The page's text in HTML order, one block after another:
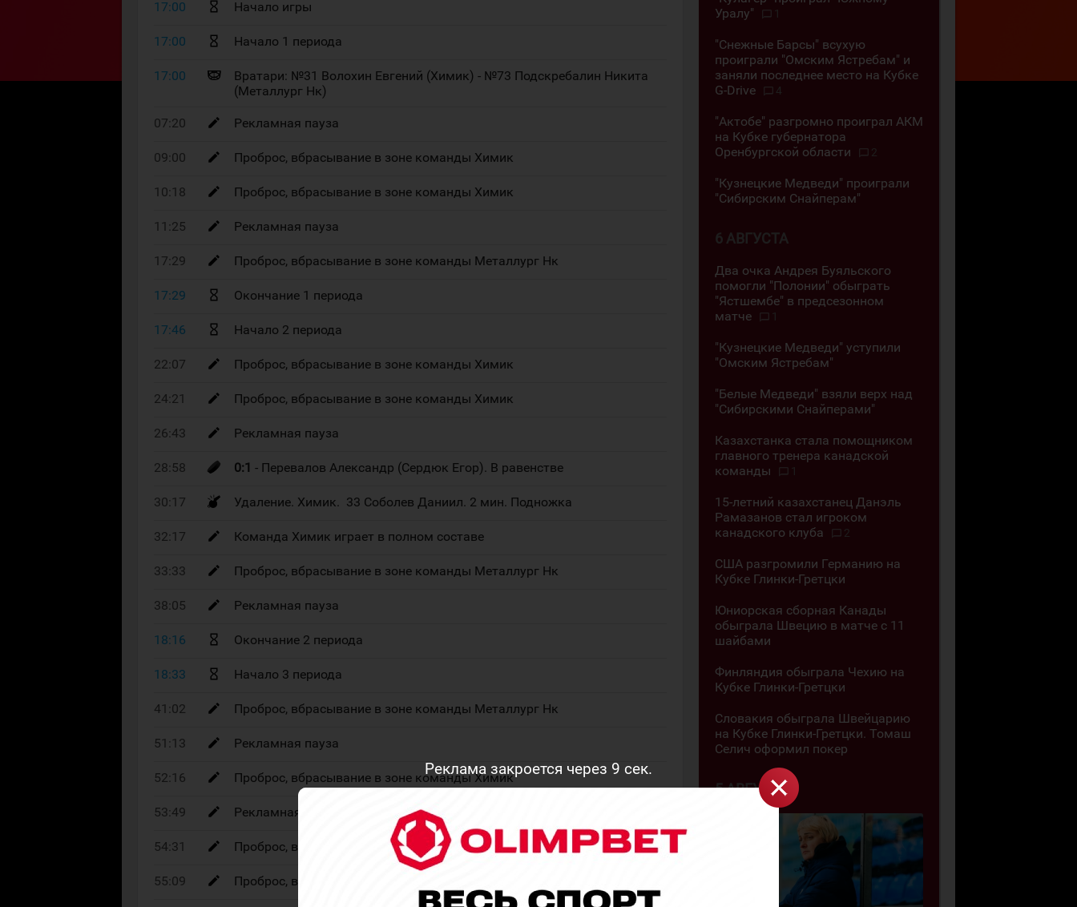
Реклама закроется через 8 сек.
17:00 Начало игры
17:00 Начало 1 периода
17:00
Вратари: №31 Волохин Евгений (Химик) - №73 Подскребалин Никита
(Металлург Нк)
07:20 Рекламная пауза
09:00 Проброс, вбрасывание в зоне команды Химик
10:18 Проброс, вбрасывание в зоне команды Химик
11:25 Рекламная пауза
17:29 Проброс, вбрасывание в зоне команды Металлург Нк
17:29 Окончание 1 периода
17:46 Начало 2 периода
22:07 Проброс, вбрасывание в зоне команды Химик
24:21 Проброс, вбрасывание в зоне команды Химик
26:43 Рекламная пауза
28:58 0:1 - Перевалов Александр (Сердюк Егор). В равенстве
30:17 Удаление. Химик. 33 Соболев Даниил. 2 мин. Подножка
32:17 Команда Химик играет в полном составе
33:33 Проброс, вбрасывание в зоне команды Металлург Нк
38:05 Рекламная пауза
18:16 Окончание 2 периода
18:33 Начало 3 периода
41:02 Проброс, вбрасывание в зоне команды Металлург Нк
51:13 Рекламная пауза
52:16 Проброс, вбрасывание в зоне команды Химик
53:49 Рекламная пауза
54:31 Проброс, вбрасывание в зоне команды Металлург Нк
55:09 Проброс, вбрасывание в зоне команды Металлург Нк
Уралу"
1
"Снежные Барсы" всухую
проиграли "Омским Ястребам" и
заняли последнее место на Кубке
G-Drive
4
"Актобе" разгромно проиграл АКМ
на Кубке губернатора
Оренбургской области
2
"Кузнецкие Медведи" проиграли
"Сибирским Снайперам"
6 АВГУСТА
Два очка Андрея Буяльского
помогли "Полонии" обыграть
"Ястшембе" в предсезонном
матче
1
"Кузнецкие Медведи" уступили
"Омским Ястребам"
"Белые Медведи" взяли верх над
"Сибирскими Снайперами"
Казахстанка стала помощником
главного тренера канадской
команды
1
15-летний казахстанец Данэль
Рамазанов стал игроком
канадского клуба
2
США разгромили Германию на
Кубке Глинки-Гретцки
Юниорская сборная Канады
обыграла Швецию в матче с 11
шайбами
Финляндия обыграла Чехию на
Кубке Глинки-Гретцки
Словакия обыграла Швейцарию
на Кубке Глинки-Гретцки. Томаш
Селич оформил покер
5 АВГУСТА